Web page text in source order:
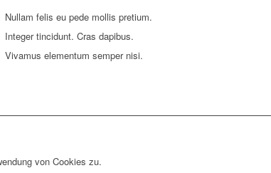
Nullam felis eu pede mollis pretium.
Integer tincidunt. Cras dapibus.
Vivamus elementum semper nisi.
von Cookies zu.